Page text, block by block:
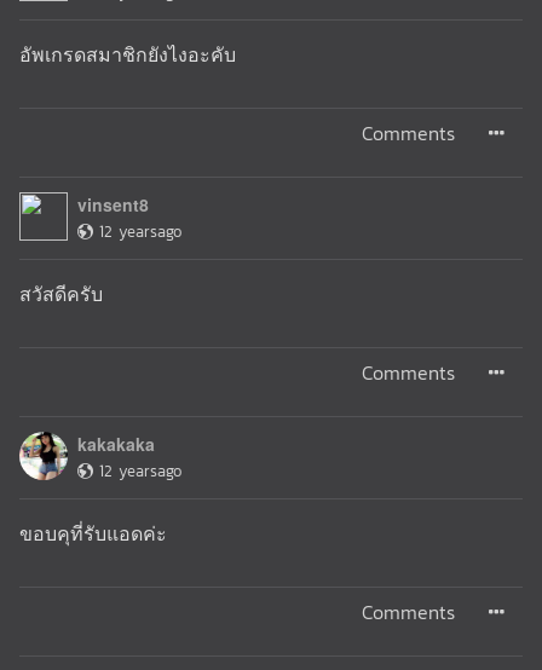
อัพเกรดสมาชิกยังไงอะคับ
Comments
vinsent8
12 yearsago
สวัสดีครับ
Comments
kakakaka
12 yearsago
ขอบคุที่รับแอดค่ะ
Comments